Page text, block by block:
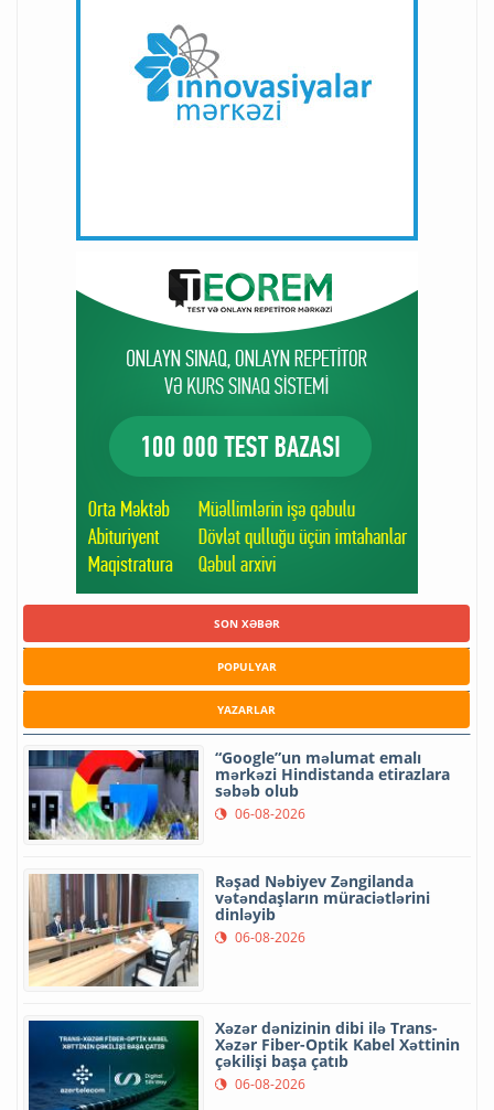
SON XƏBƏR
POPULYAR
YAZARLAR
“Google”un məlumat emalı
mərkəzi Hindistanda etirazlara
səbəb olub
06-08-2026
Rəşad Nəbiyev Zəngilanda
vətəndaşların müraciətlərini
dinləyib
06-08-2026
Xəzər dənizinin dibi ilə Trans-
Xəzər Fiber-Optik Kabel Xəttinin
çəkilişi başa çatıb
06-08-2026